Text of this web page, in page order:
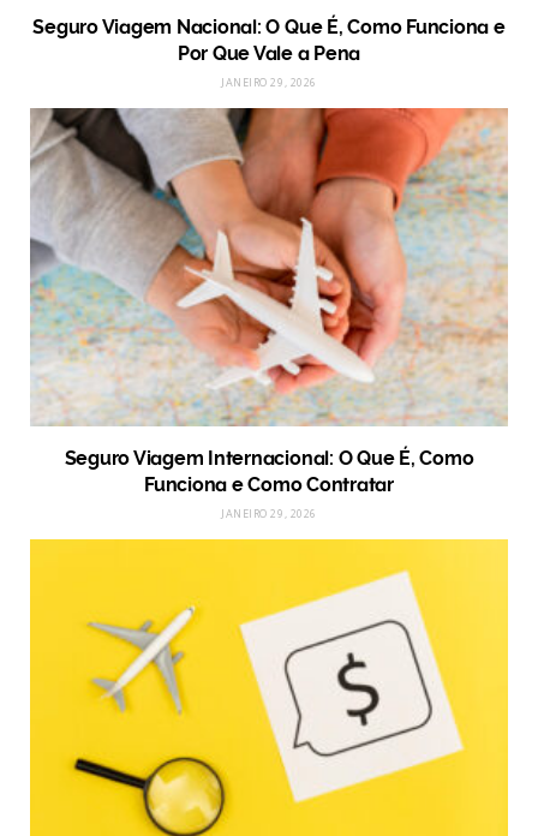
Seguro Viagem Nacional: O Que É, Como Funciona e
Por Que Vale a Pena
JANEIRO 29, 2026
Seguro Viagem Internacional: O Que É, Como
Funciona e Como Contratar
JANEIRO 29, 2026